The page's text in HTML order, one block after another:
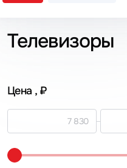
Главная
Телевизоры
Цена , ₽